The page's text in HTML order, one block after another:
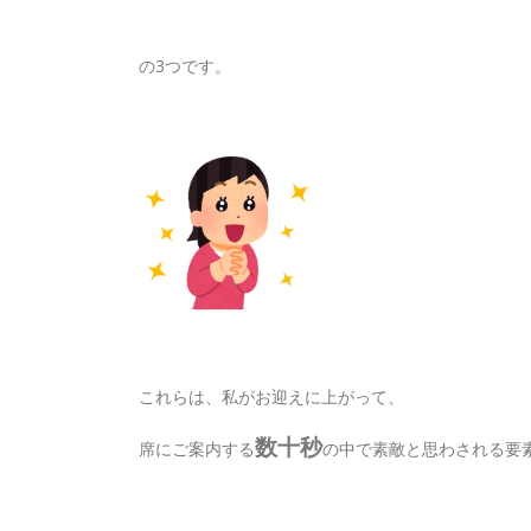
の3つです。
これらは、私がお迎えに上がって、
席にご案内する数十秒の中で素敵と思わされる要